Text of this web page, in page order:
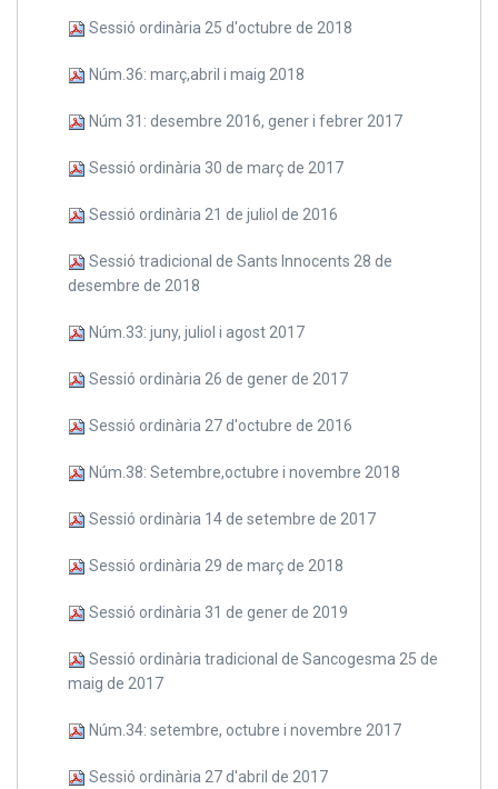
Sessió ordinària 25 d'octubre de 2018
Núm.36: març,abril i maig 2018
Núm 31: desembre 2016, gener i febrer 2017
Sessió ordinària 30 de març de 2017
Sessió ordinària 21 de juliol de 2016
Sessió tradicional de Sants Innocents 28 de
desembre de 2018
Núm.33: juny, juliol i agost 2017
Sessió ordinària 26 de gener de 2017
Sessió ordinària 27 d'octubre de 2016
Núm.38: Setembre,octubre i novembre 2018
Sessió ordinària 14 de setembre de 2017
Sessió ordinària 29 de març de 2018
Sessió ordinària 31 de gener de 2019
Sessió ordinària tradicional de Sancogesma 25 de
maig de 2017
Núm.34: setembre, octubre i novembre 2017
Sessió ordinària 27 d'abril de 2017